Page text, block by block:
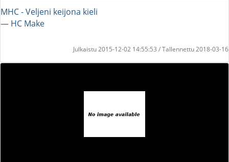
MHC - Veljeni keijona kieli
― HC Make
Julkaistu 2015-12-02 14:55:53 / Tallennettu 2018-03-16